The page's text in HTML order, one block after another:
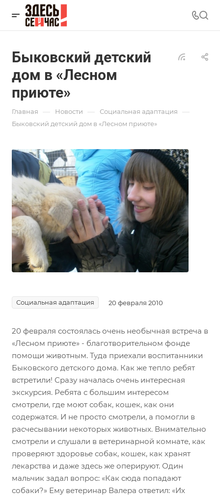
Быковский детский
дом в «Лесном
приюте»
Главная — Новости — Социальная адаптация —
Быковский детский дом в «Лесном приюте»
Социальная адаптация 20 февраля 2010
20 февраля состоялась очень необычная встреча в
«Лесном приюте» - благотворительном фонде
помощи животным. Туда приехали воспитанники
Быковского детского дома. Как же тепло ребят
встретили! Сразу началась очень интересная
экскурсия. Ребята с большим интересом
смотрели, где моют собак, кошек, как они
содержатся. И не просто смотрели, а помогли в
расчесывании некоторых животных. Внимательно
смотрели и слушали в ветеринарной комнате, как
проверяют здоровье собак, кошек, как хранят
лекарства и даже здесь же оперируют. Один
мальчик задал вопрос: «Как сюда попадают
собаки?» Ему ветеринар Валера ответил: «Их